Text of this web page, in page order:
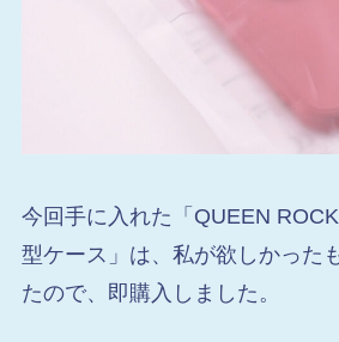
今回手に入れた「QUEEN
型ケース」は、私が欲しかった
たので、即購入しました。